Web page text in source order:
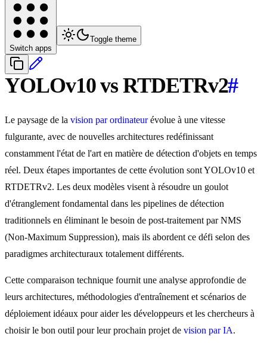
Switch apps
Toggle theme
YOLOv10 vs RTDETRv2#
Le paysage de la vision par ordinateurévolue à une vitesse
fulgurante, avec de nouvelles architectures redéfinissant
constamment l'état de l'art en matière de détection d'objets en temps
réel. Deux étapes importantes de cette évolution sont YOLOv10 et
RTDETRv2. Les deux modèles visent à résoudre un goulot
d'étranglement fondamental dans les pipelines de détection
traditionnels en éliminant le besoin de post-traitement par NMS
(Non-Maximum Suppression), mais ils abordent ce défi selon des
paradigmes architecturaux totalement différents.
Cette comparaison technique fournit une analyse approfondie de
leurs architectures, méthodologies d'entraînement et scénarios de
déploiement idéaux pour aider les développeurs et les chercheurs à
choisir le bon outil pour leur prochain projet de vision par IA.